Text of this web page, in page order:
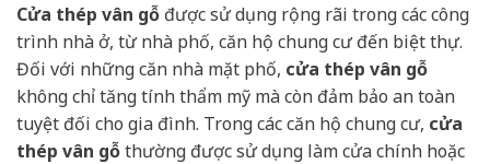
Cửa thép vân gỗ được sử dụng rộng rãi trong các công
trình nhà ở, từ nhà phố, căn hộ chung cư đến biệt thự.
Đối với những căn nhà mặt phố, cửa thép vân gỗ
không chỉ tăng tính thẩm mỹ mà còn đảm bảo an toàn
tuyệt đối cho gia đình. Trong các căn hộ chung cư, cửa
thép vân gỗthường được sử dụng làm cửa chính hoặc